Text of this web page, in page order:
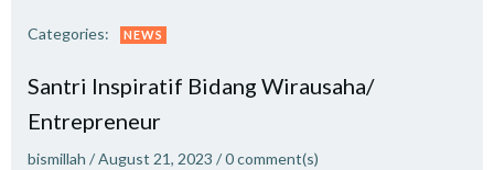
Categories: NEWS
Santri Inspiratif Bidang Wirausaha/
Entrepreneur
bismillah /August 21, 2023 /0comment(s)